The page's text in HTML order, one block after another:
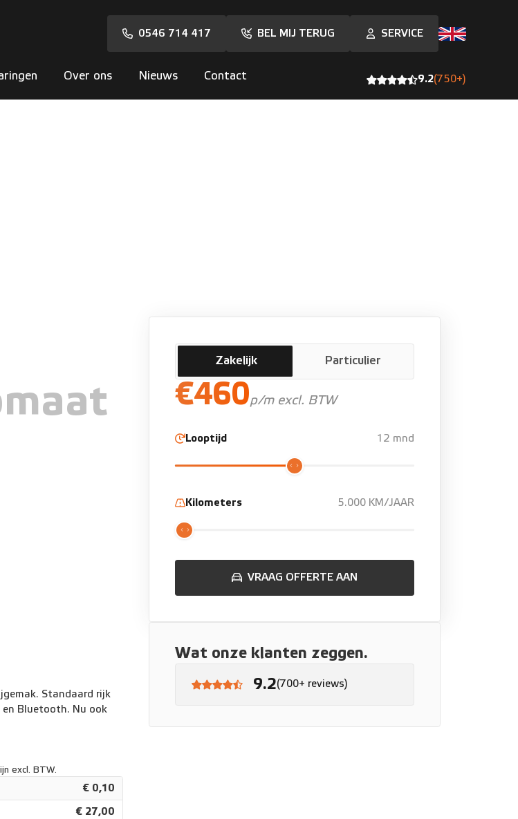
0546 714 417 BEL MIJ TERUG SERVICE
Over ons Nieuws Contact 9.2(750+)
Standaard rijk
Bluetooth. Nu ook
excl. BTW.
€ 0,10
€ 27,00
Zakelijk Particulier
€460p/m excl. BTW
Looptijd 12 mnd
Kilometers 5.000 KM/JAAR
VRAAG OFFERTE AAN
Wat onze klanten zeggen.
9.2(700+ reviews)